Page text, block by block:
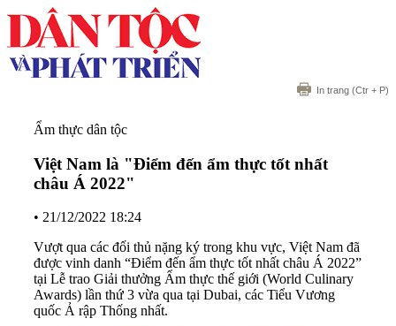
In trang (Ctr + P)
Ẩm thực dân tộc
Việt Nam là "Điểm đến ẩm thực tốt nhất
châu Á 2022"
• 21/12/2022 18:24
Vượt qua các đối thủ nặng ký trong khu vực, Việt Nam đã
được vinh danh “Điểm đến ẩm thực tốt nhất châu Á 2022”
tại Lễ trao Giải thưởng Ẩm thực thế giới (World Culinary
Awards) lần thứ 3 vừa qua tại Dubai, các Tiểu Vương
quốc Ả rập Thống nhất.